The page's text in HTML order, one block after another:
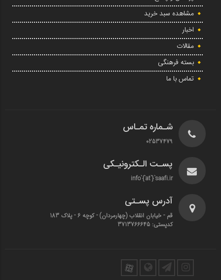
مشاهده سبد خرید
اخبار
مقالات
بسته فرهنگی
تماس با ما
شـماره تمـاس
02537479
پسـت الـکترونیـکی
info`{`at`}`saafi.ir
آدرس پسـتی
قم - خیابان انقلاب (چهارمردان)‌ - کوچه 6 - پلاک 183
کدپستی: 3713766645